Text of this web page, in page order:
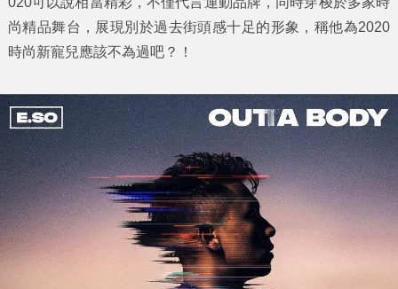
尚精品舞台，展現別於過去街頭感十足的形象，稱他為2020
時尚新寵兒應該不為過吧？！